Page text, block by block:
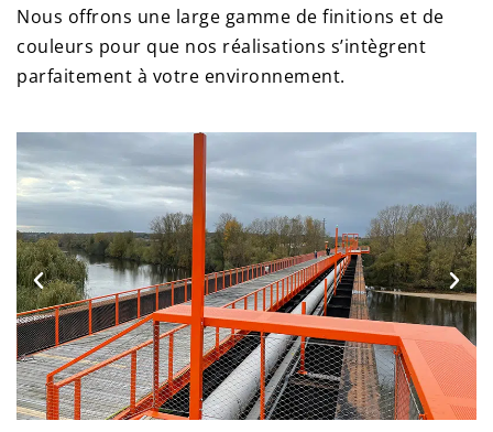
Nous offrons une large gamme de finitions et de
couleurs pour que nos réalisations s’intègrent
parfaitement à votre environnement.